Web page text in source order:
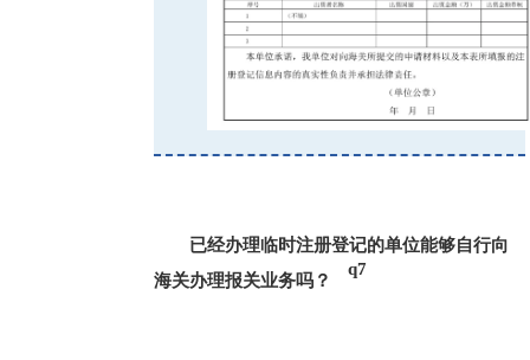
q7
已经办理临时注册登记的单位能够自行向
海关办理报关业务吗？